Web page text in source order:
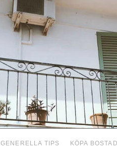
GENERELLA TIPS KÖPA